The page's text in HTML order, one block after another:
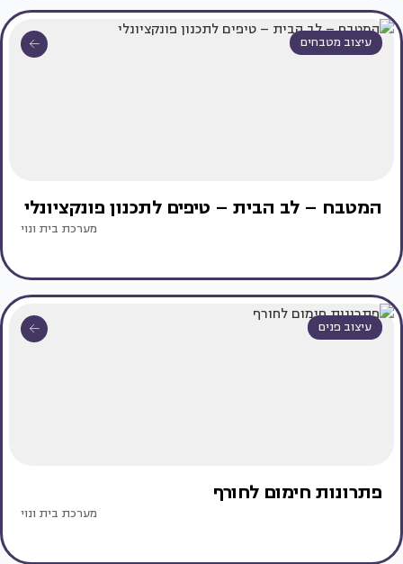
עיצוב מטבחים
המטבח – לב הבית – טיפים לתכנון פונקציונלי
מערכת בית ונוי
עיצוב פנים
פתרונות חימום לחורף
מערכת בית ונוי